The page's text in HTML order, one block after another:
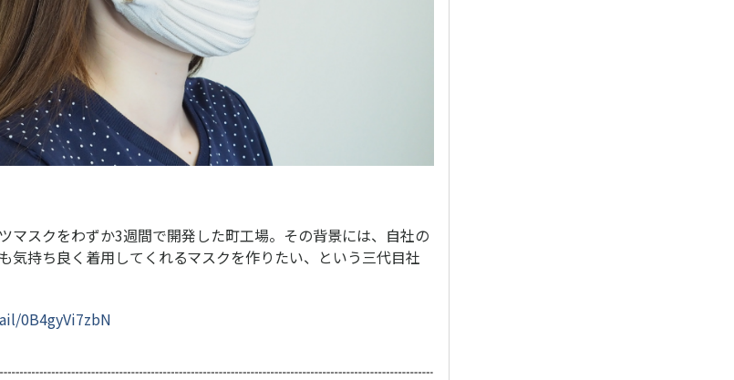
マスクをわずか3週間で開発した町工場。その背景には、自社の
気持ち良く着用してくれるマスクを作りたい、という三代目社
0B4gyVi7zbN